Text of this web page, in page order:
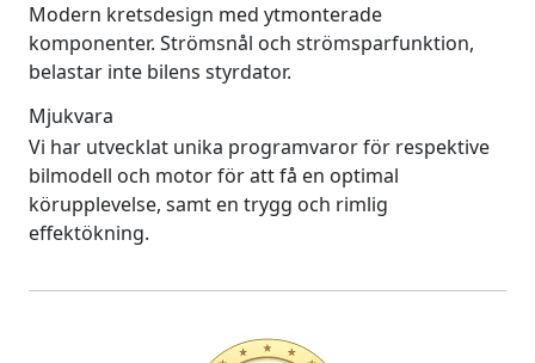
Modern kretsdesign med ytmonterade
komponenter. Strömsnål och strömsparfunktion,
belastar inte bilens styrdator.
Mjukvara
Vi har utvecklat unika programvaror för respektive
bilmodell och motor för att få en optimal
körupplevelse, samt en trygg och rimlig
effektökning.